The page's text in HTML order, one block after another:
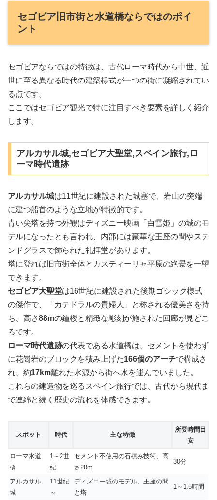
セゴビア旧市街と水道橋ならではのポイ
ント
セゴビアならではの特徴は、古代ローマ時代から中世、近
世に至る異なる時代の建築様式が一つの街に凝縮されてい
る点です。
ここではセゴビア観光で特に注目すべき要素を詳しく紹介
します。
アルカサル城,セゴビア大聖堂,スペイン旅行,ロ
ーマ時代遺跡
アルカサル城は11世紀に建設された城塞で、岩山の突端
に建つ船首のような立地が特徴的です。
青い尖塔を持つ外観はディズニー映画「白雪姫」の城のモ
デルになったとも言われ、内部には豪華な王座の間やステ
ンドグラスで飾られた礼拝堂があります。
塔に登れば旧市街全体とカスティーリャ平原の絶景を一望
できます。
セゴビア大聖堂は16世紀に建設された後期ゴシック様式
の傑作で、「カテドラルの貴婦人」と称される優美さを持
ち、高さ88mの鐘楼と精緻な彫刻が施された回廊が見どこ
ろです。
ローマ時代遺跡の代表である水道橋は、セメントを使わず
に花崗岩のブロックを積み上げた166個のアーチで構成さ
れ、約17km離れた水源から街へ水を運んでいました。
これらの建造物を巡るスペイン旅行では、古代から現代ま
で連綿と続く歴史の流れを体感できます。
スポット 時代 主な特徴
所要時間目
安
ローマ水道
橋
1～2世
紀
セメント不使用の石積み技術、高
さ28m
30分
アルカサル
城
11世紀
～
ディズニー城のモデル、王座の間
と塔
1～1.5時間